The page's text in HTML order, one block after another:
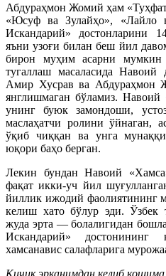
Абдураҳмон Жомий ҳам
«Юсуф ва Зулайҳо», «Лайло
Искандарий» достонларини
яъни узоғи билан беш йил
бирон муҳим асарни мумкин
тугаллаш масаласида
Амир Хусрав ва Абдураҳмон
янглишмаган бўламиз. Навоий
унинг буюк замондоши,
маслаҳатчи ролини ўйнаган,
ўқиб чиққан ва унга
юқори баҳо берган.
Лекин бундан Навоий
фақат икки-уч йил
йиллик ижодий фаолиятининг
келиш хато бўлур эди. Ўзбек
жуда эрта — болалигидан
Искандарий»
хамсанавис салафларига
Кичик эрканимдан келиб қошима,